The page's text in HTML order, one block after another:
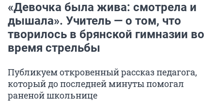
«Девочка была жива: смотрела и
дышала». Учитель — о том, что
творилось в брянской гимназии во
время стрельбы
Публикуем откровенный рассказ педагога,
который до последней минуты помогал
раненой школьнице